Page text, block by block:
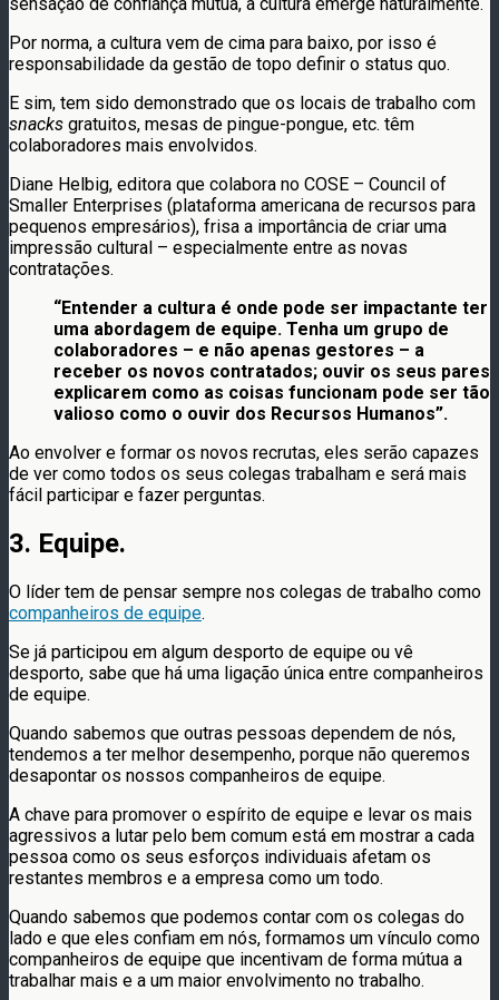
sensação de confiança mútua, a cultura emerge naturalmente.
Por norma, a cultura vem de cima para baixo, por isso é
responsabilidade da gestão de topo definir o status quo.
E sim, tem sido demonstrado que os locais de trabalho com
snacks gratuitos, mesas de pingue-pongue, etc. têm
colaboradores mais envolvidos.
Diane Helbig, editora que colabora no COSE – Council of
Smaller Enterprises (plataforma americana de recursos para
pequenos empresários), frisa a importância de criar uma
impressão cultural – especialmente entre as novas
contratações.
“Entender a cultura é onde pode ser impactante ter
uma abordagem de equipe. Tenha um grupo de
colaboradores – e não apenas gestores – a
receber os novos contratados; ouvir os seus pares
explicarem como as coisas funcionam pode ser tão
valioso como o ouvir dos Recursos Humanos”.
Ao envolver e formar os novos recrutas, eles serão capazes
de ver como todos os seus colegas trabalham e será mais
fácil participar e fazer perguntas.
3. Equipe.
O líder tem de pensar sempre nos colegas de trabalho como
companheiros de equipe.
Se já participou em algum desporto de equipe ou vê
desporto, sabe que há uma ligação única entre companheiros
de equipe.
Quando sabemos que outras pessoas dependem de nós,
tendemos a ter melhor desempenho, porque não queremos
desapontar os nossos companheiros de equipe.
A chave para promover o espírito de equipe e levar os mais
agressivos a lutar pelo bem comum está em mostrar a cada
pessoa como os seus esforços individuais afetam os
restantes membros e a empresa como um todo.
Quando sabemos que podemos contar com os colegas do
lado e que eles confiam em nós, formamos um vínculo como
companheiros de equipe que incentivam de forma mútua a
trabalhar mais e a um maior envolvimento no trabalho.